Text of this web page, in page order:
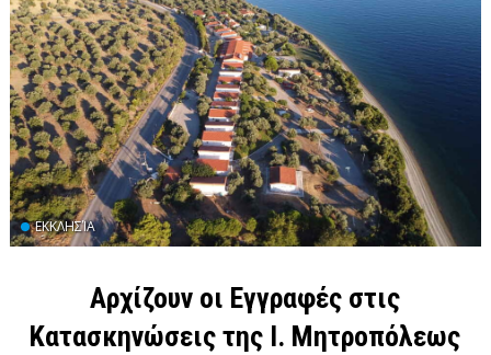
ΕΚΚΛΗΣΊΑ
Αρχίζουν οι Εγγραφές στις
Κατασκηνώσεις της Ι. Μητροπόλεως